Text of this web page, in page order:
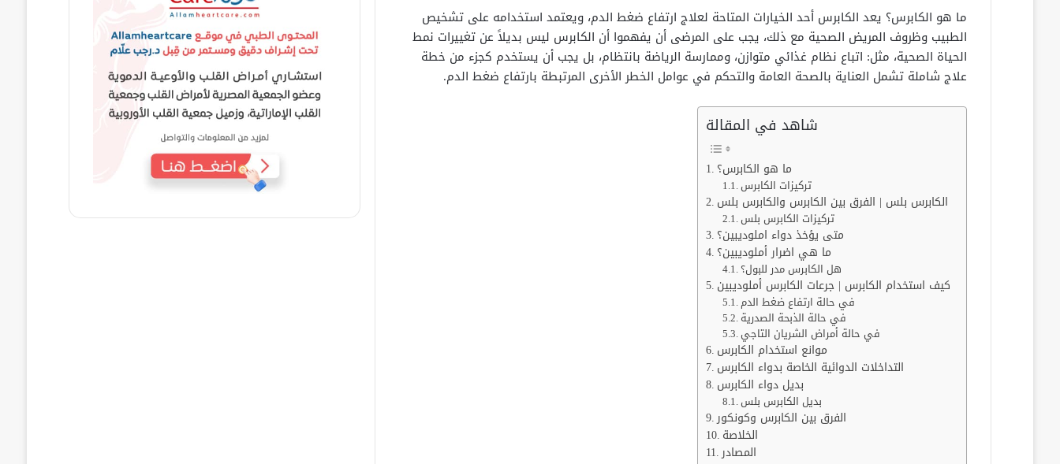
ما هو الكابرس؟ يعد الكابرس أحد الخيارات المتاحة لعلاج ارتفاع ضغط الدم، ويعتمد استخدامه على تشخيص
الطبيب وظروف المريض الصحية مع ذلك، يجب على المرضى أن يفهموا أن الكابرس ليس بديلاً عن تغييرات نمط
الحياة الصحية، مثل: اتباع نظام غذائي متوازن، وممارسة الرياضة بانتظام، بل يجب أن يستخدم كجزء من خطة
علاج شاملة تشمل العناية بالصحة العامة والتحكم في عوامل الخطر الأخرى المرتبطة بارتفاع ضغط الدم.
شاهد في المقالة
ما هو الكابرس؟
تركيزات الكابرس
الكابرس بلس | الفرق بين الكابرس والكابرس بلس
تركيزات الكابرس بلس
متى يؤخذ دواء املوديبين؟
ما هي اضرار أملوديبين؟
هل الكابرس مدر للبول؟
كيف استخدام الكابرس | جرعات الكابرس أملوديبين
في حالة ارتفاع ضغط الدم
في حالة الذبحة الصدرية
في حالة أمراض الشريان التاجي
موانع استخدام الكابرس
التداخلات الدوائية الخاصة بدواء الكابرس
بديل دواء الكابرس
بديل الكابرس بلس
الفرق بين الكابرس وكونكور
الخلاصة
المصادر